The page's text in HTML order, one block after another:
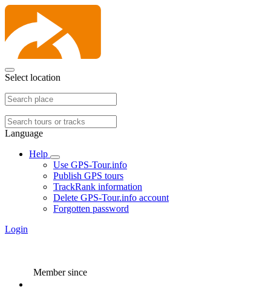
Select location
Language
Help
Use GPS-Tour.info
Publish GPS tours
TrackRank information
Delete GPS-Tour.info account
Forgotten password
Login
Member since